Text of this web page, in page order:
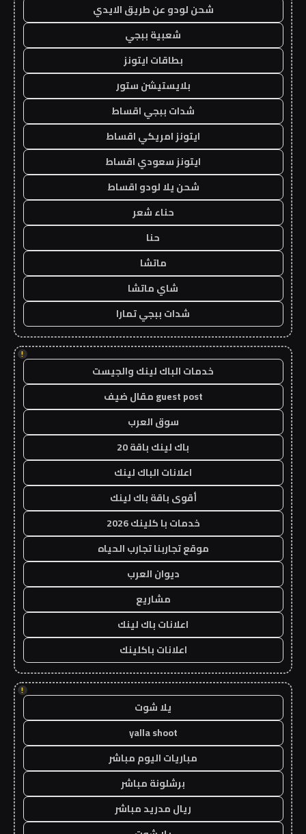
شحن لودو عن طريق الايدي
شعبية ببجي
بطاقات ايتونز
بلايستيشن ستور
شدات ببجي اقساط
ايتونز امريكي اقساط
ايتونز سعودي اقساط
شحن يلا لودو اقساط
حناء شعر
حنا
ماتشا
شاي ماتشا
شدات ببجي تمارا
!
خدمات الباك لينك والجيست
guest post مقال ضيف
سوق العرب
باك لينك باقة 20
اعلانات الباك لينك
أقوى باقة باك لينك
خدمات با كلينك 2026
موقع تجاربنا تجارب الحياه
ديوان العرب
مشاريع
اعلانات باك لينك
اعلانات باكلينك
!
يلا شوت
yalla shoot
مباريات اليوم مباشر
برشلونة مباشر
ريال مدريد مباشر